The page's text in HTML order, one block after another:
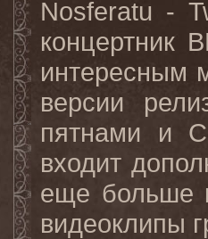
Nosferatu -
концертник
интересным
версии
пятнами и
входит
еще больше
видеоклипы